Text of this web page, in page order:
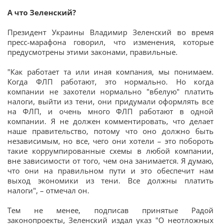
А что Зеленский?
Президент Украины Владимир Зеленский во время
пресс-марафона говорил, что изменения, которые
предусмотрены этими законами, правильные.
"Как работает та или иная компания, мы понимаем.
Когда ФЛП работают, это нормально. Но когда
компании не захотели нормально "вбелую" платить
налоги, выйти из тени, они придумали оформлять все
на ФЛП, и очень много ФЛП работают в одной
компании. Я не должен комментировать, что делает
наше правительство, потому что оно должно быть
независимым, но все, чего они хотели – это побороть
такие коррумпированные схемы в любой компании,
вне зависимости от того, чем она занимается. Я думаю,
что они на правильном пути и это обеспечит нам
выход экономики из тени. Все должны платить
налоги", – отмечал он.
Тем не менее, подписав принятые Радой
законопроекты, Зеленский издал указ "О неотложных